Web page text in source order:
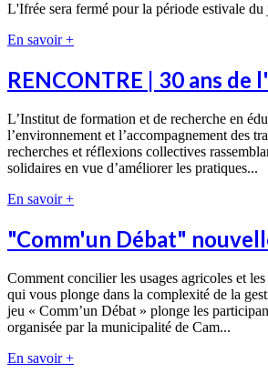
L'Ifrée sera fermé pour la période estivale
En savoir +
RENCONTRE | 30 ans
L’Institut de formation et de recherche en
l’environnement et l’accompagnement des
recherches et réflexions collectives
solidaires en vue d’améliorer les pratiques...
En savoir +
"Comm'un Débat"
Comment concilier les usages agricoles et
qui vous plonge dans la complexité de la
jeu « Comm’un Débat » plonge les
organisée par la municipalité de Cam...
En savoir +